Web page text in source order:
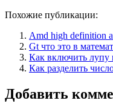
Похожие публикации:
Amd high definition
Gt что это в
Как включить лупу
Как разделить
Добавить